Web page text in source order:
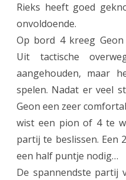
Rieks heeft goed
onvoldoende.
Op bord 4 kreeg
Uit tactische
aangehouden, maar
spelen. Nadat er veel
Geon een zeer
wist een pion of 4 te
partij te beslissen. Een
een half puntje nodig…
De spannendste partij